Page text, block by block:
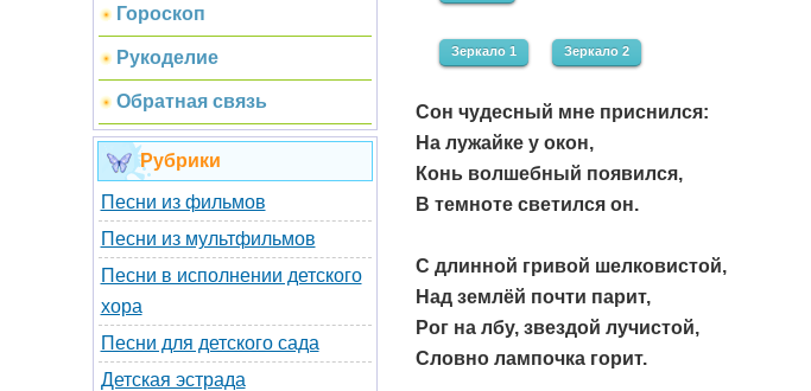
Гороскоп
Рукоделие
Обратная связь
Рубрики
Песни из фильмов
Песни из мультфильмов
Песни в исполнении детского
хора
Песни для детского сада
Детская эстрада
Зеркало 1 Зеркало 2
Сон чудесный мне приснился:
На лужайке у окон,
Конь волшебный появился,
В темноте светился он.
С длинной гривой шелковистой,
Над землёй почти парит,
Рог на лбу, звездой лучистой,
Словно лампочка горит.